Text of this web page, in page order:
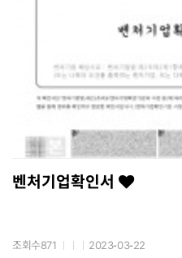
벤처기업확인서
조회수871 2023-03-22